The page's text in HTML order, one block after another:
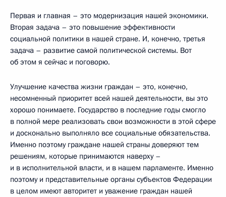
Первая и главная – это модернизация нашей экономики.
Вторая задача – это повышение эффективности
социальной политики в нашей стране. И, конечно, третья
задача – развитие самой политической системы. Вот
об этом я сейчас и поговорю.
Улучшение качества жизни граждан – это, конечно,
несомненный приоритет всей нашей деятельности, вы это
хорошо понимаете. Государство в последние годы смогло
в полной мере реализовать свои возможности в этой сфере
и досконально выполняло все социальные обязательства.
Именно поэтому граждане нашей страны доверяют тем
решениям, которые принимаются наверху –
и в исполнительной власти, и в нашем парламенте. Именно
поэтому и представительные органы субъектов Федерации
в целом имеют авторитет и уважение граждан нашей